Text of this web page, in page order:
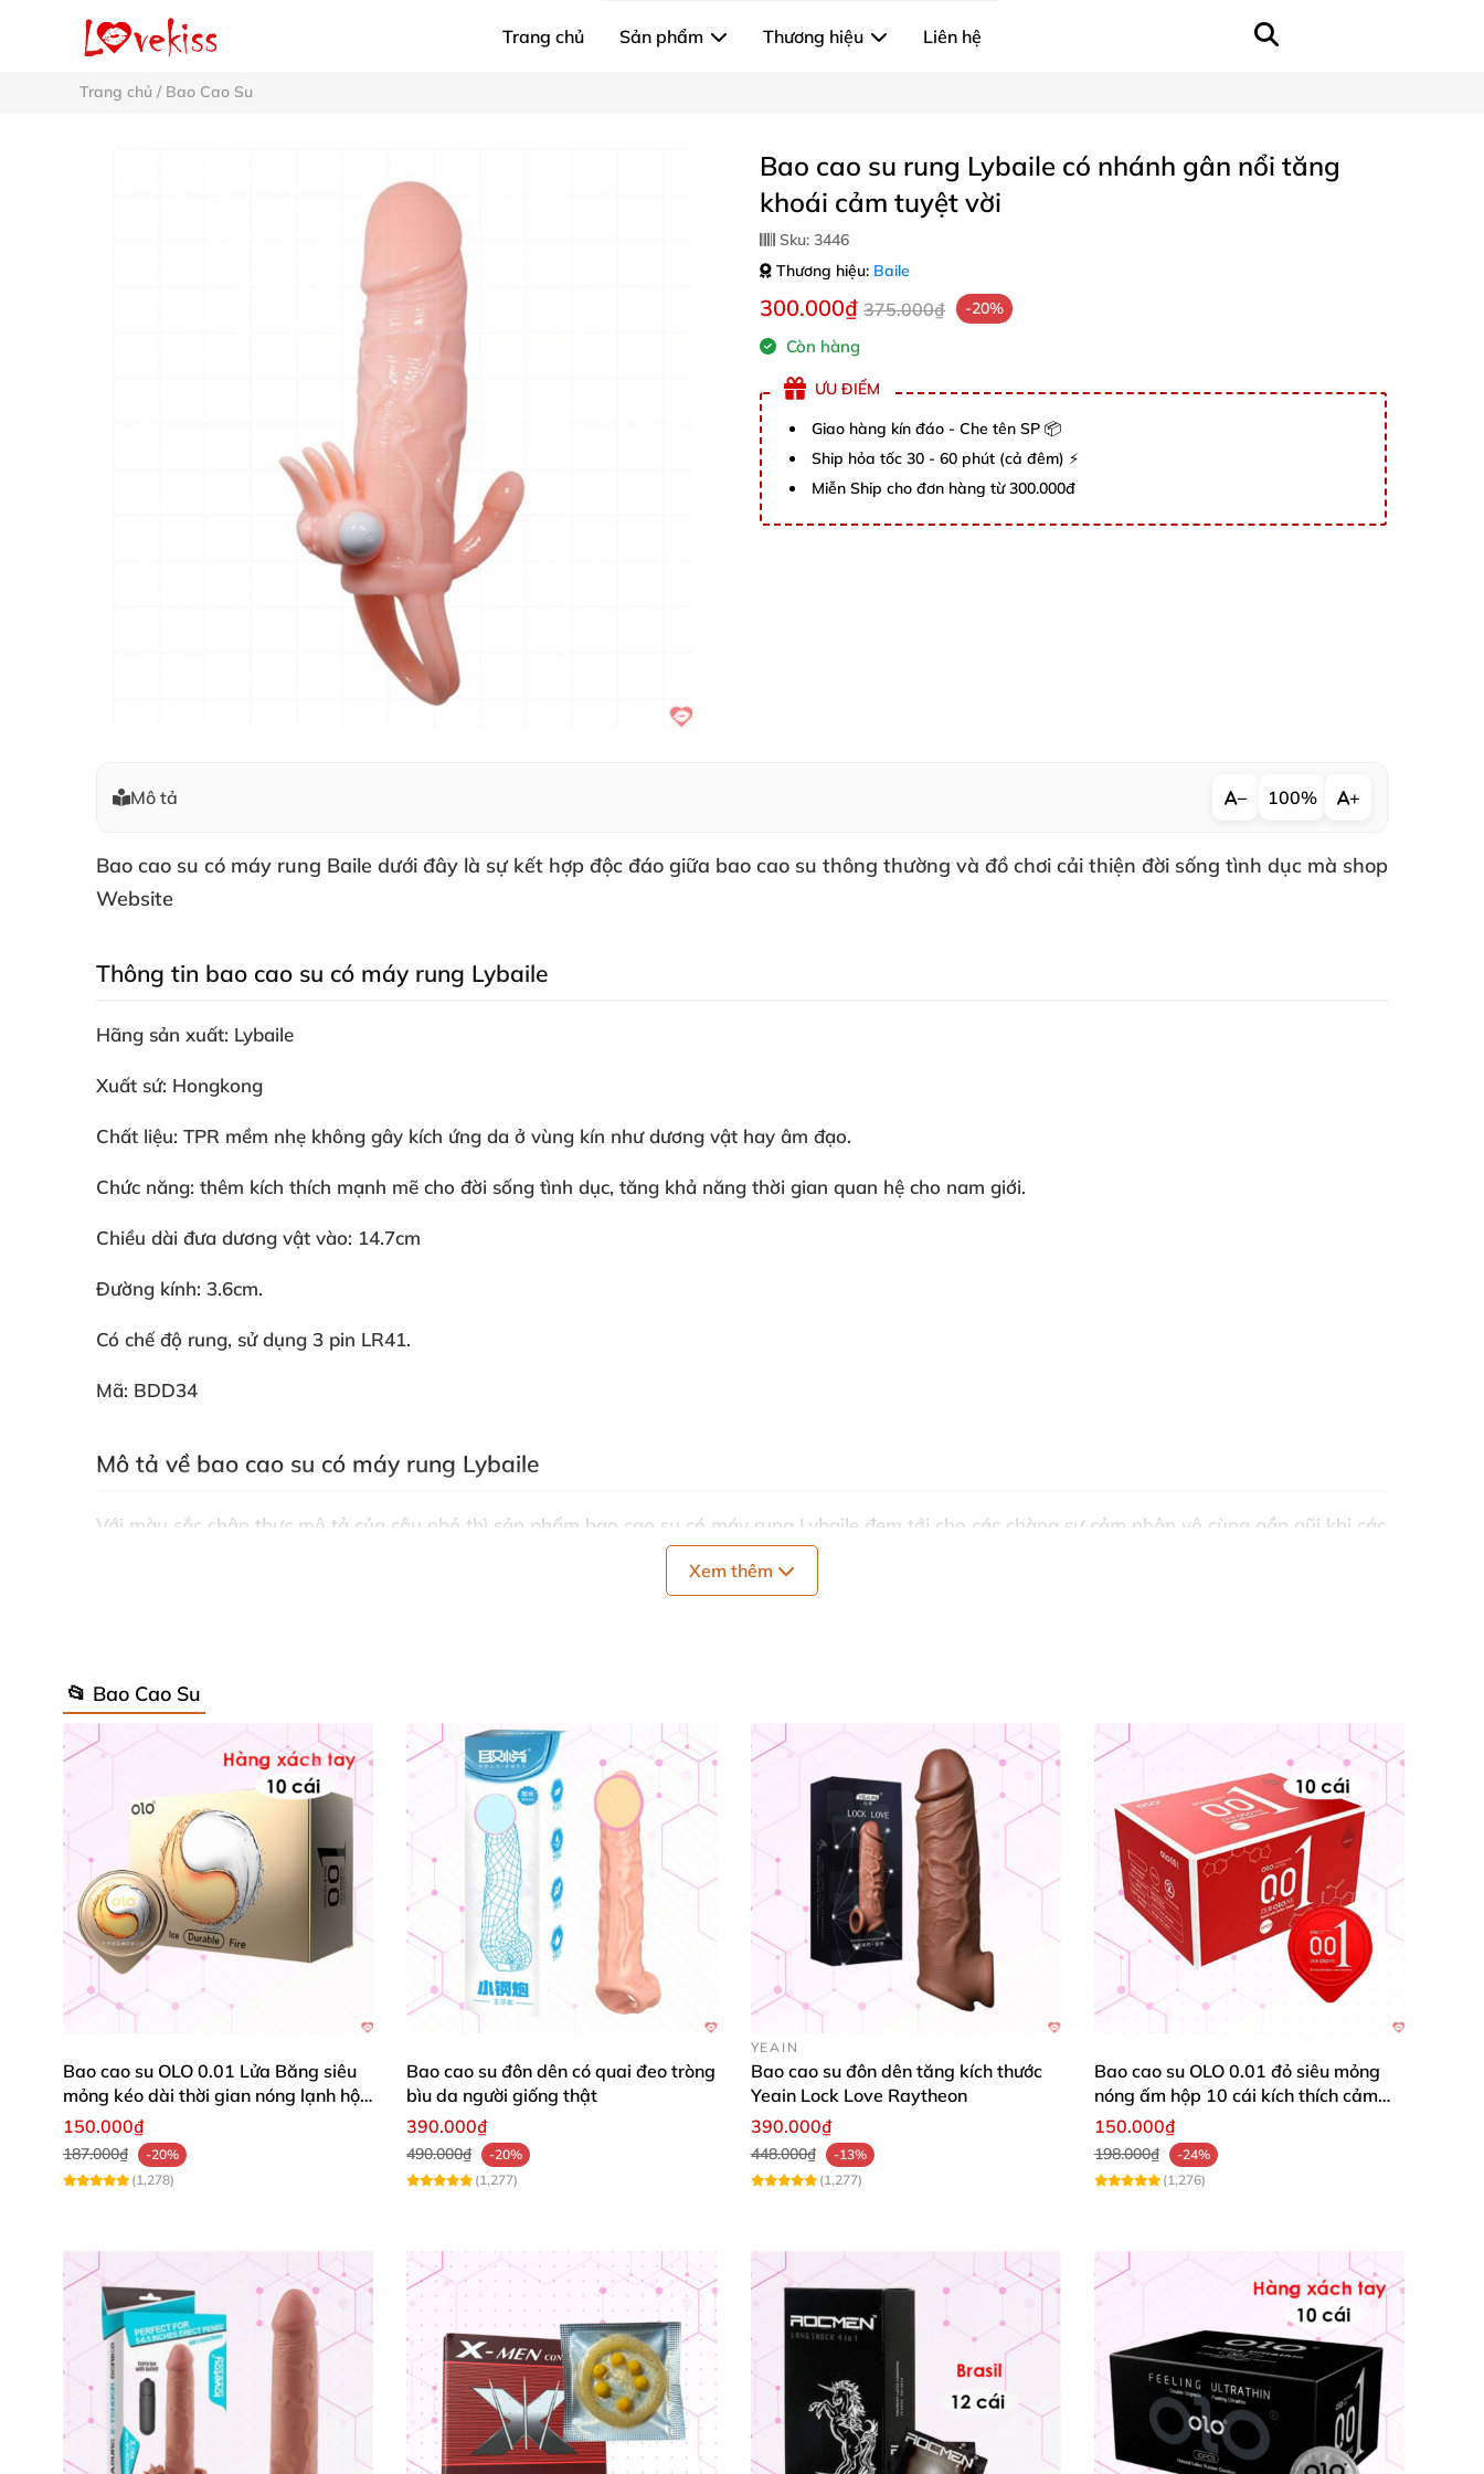
Trang chủ Sản phẩm Thương hiệu Liên hệ
Trang chủ / Bao Cao Su
Bao cao su rung Lybaile có nhánh gân nổi tăng
khoái cảm tuyệt vời
Sku: 3446
Thương hiệu: Baile
300.000₫ 375.000₫ -20%
Còn hàng
ƯU ĐIỂM
Giao hàng kín đáo - Che tên SP 📦
Ship hỏa tốc 30 - 60 phút (cả đêm) ⚡
Miễn Ship cho đơn hàng từ 300.000đ
Mô tả − 100% +
Bao cao su có máy rung Baile dưới đây là sự kết hợp độc đáo giữa bao cao su thông thường và đồ chơi cải thiện đời sống tình dục mà shop
Website
Thông tin bao cao su có máy rung Lybaile
Hãng sản xuất: Lybaile
Xuất sứ: Hongkong
Chất liệu: TPR mềm nhẹ không gây kích ứng da ở vùng kín như dương vật hay âm đạo.
Chức năng: thêm kích thích mạnh mẽ cho đời sống tình dục, tăng khả năng thời gian quan hệ cho nam giới.
Chiều dài đưa dương vật vào: 14.7cm
Đường kính: 3.6cm.
Có chế độ rung, sử dụng 3 pin LR41.
Mã: BDD34
Mô tả về bao cao su có máy rung Lybaile
Với màu sắc chân thực mô tả của cậu nhỏ thì sản phẩm bao cao su có máy rung Lybaile đem tới cho các chàng sự cảm nhận vô cùng gần gũi khi các
, đồng thời nhánh nhỏ của dương vật
Bao cao su có máy rung nhìn ngang
Vòng đeo của bao cao su có máy rung Baile giúp cho cố định dương vật và không bị tuột khỏi bao cao su bằng cách đưa vào phần bìu của dương
vật tạo độ vững chắc.
Xem thêm
📂 Bao Cao Su
Bao cao su OLO 0.01 Lửa Băng siêu
mỏng kéo dài thời gian nóng lạnh hộp
10
150.000₫
187.000₫
-20%
(1,278)
Bao cao su đôn dên có quai đeo tròng
bìu da người giống thật
390.000₫
490.000₫
-20%
(1,277)
YEAIN
Bao cao su đôn dên tăng kích thước
Yeain Lock Love Raytheon
390.000₫
448.000₫
-13%
(1,277)
Bao cao su OLO 0.01 đỏ siêu mỏng
nóng ấm hộp 10 cái kích thích cảm
giác
150.000₫
198.000₫
-24%
(1,276)